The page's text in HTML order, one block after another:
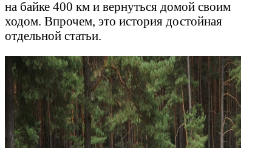
на байке 400 км и вернуться домой своим
ходом. Впрочем, это история достойная
отдельной статьи.